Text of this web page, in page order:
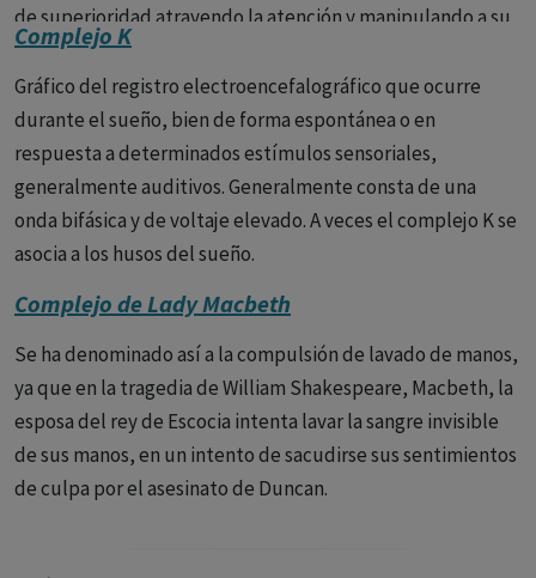
la castración, sino más bien a la pérdida del amor de su
padre y también de su madre.
de superioridad atrayendo la atención y manipulando a su
entorno; en la otra, no patológica, el sentimiento de
superioridad se logra mediante una lucha más abierta por
el poder.
Complejo K
Gráfico del registro electroencefalográfico que ocurre
durante el sueño, bien de forma espontánea o en
respuesta a determinados estímulos sensoriales,
generalmente auditivos. Generalmente consta de una
onda bifásica y de voltaje elevado. A veces el complejo K se
asocia a los husos del sueño.
Complejo de Lady Macbeth
Se ha denominado así a la compulsión de lavado de manos,
ya que en la tragedia de William Shakespeare, Macbeth, la
esposa del rey de Escocia intenta lavar la sangre invisible
de sus manos, en un intento de sacudirse sus sentimientos
de culpa por el asesinato de Duncan.